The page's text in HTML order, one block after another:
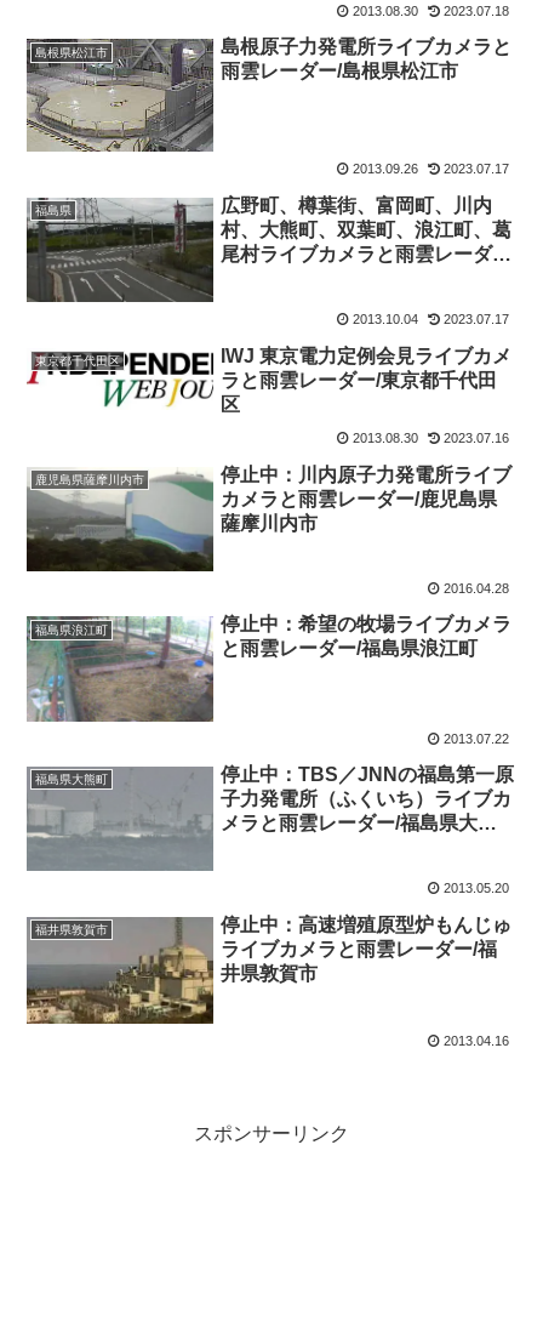
2013.08.30 2023.07.18
島根県松江市
島根原子力発電所ライブカメラと
雨雲レーダー/島根県松江市
2013.09.26 2023.07.17
福島県
広野町、樽葉街、富岡町、川内
村、大熊町、双葉町、浪江町、葛
尾村ライブカメラと雨雲レーダ
2013.10.04 2023.07.17
東京都千代田区
IWJ 東京電力定例会見ライブカメ
ラと雨雲レーダー/東京都千代田
区
2013.08.30 2023.07.16
鹿児島県薩摩川内市
停止中：川内原子力発電所ライブ
カメラと雨雲レーダー/鹿児島県
薩摩川内市
2016.04.28
福島県浪江町
停止中：希望の牧場ライブカメラ
と雨雲レーダー/福島県浪江町
2013.07.22
福島県大熊町
停止中：TBS／JNNの福島第一原
子力発電所（ふくいち）ライブカ
メラと雨雲レーダー/福島県大熊
2013.05.20
福井県敦賀市
停止中：高速増殖原型炉もんじゅ
ライブカメラと雨雲レーダー/福
井県敦賀市
2013.04.16
スポンサーリンク